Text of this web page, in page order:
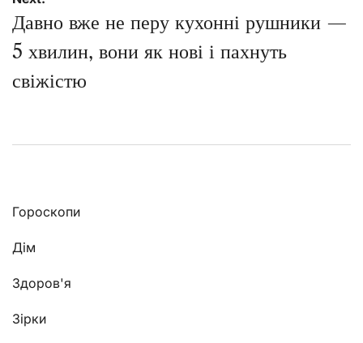
Давно вже не перу кухонні рушники —
5 хвилин, вони як нові і пахнуть
свіжістю
Гороскопи
Дім
Здоров'я
Зірки